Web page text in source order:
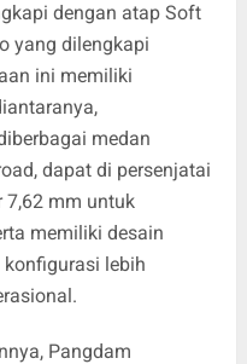
dengan atap Soft
yang dilengkapi
ini memiliki
medan
dapat di persenjatai
7,62 mm untuk
memiliki desain
lebih
Pangdam